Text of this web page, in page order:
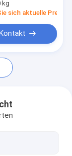
kg
sich aktuelle Preis